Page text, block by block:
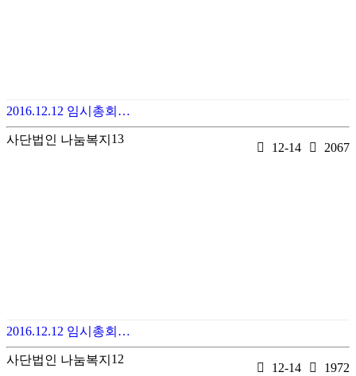
2016.12.12 임시총회…
사단법인 나눔복지
12-14 2067
13
2016.12.12 임시총회…
사단법인 나눔복지
12-14 1972
12